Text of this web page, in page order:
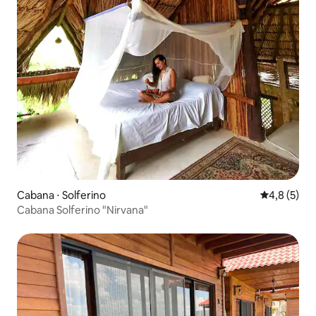
Cabana ⋅ Solferino 4,8 de
4,8 (5)
Cabana Solferino "Nirvana"